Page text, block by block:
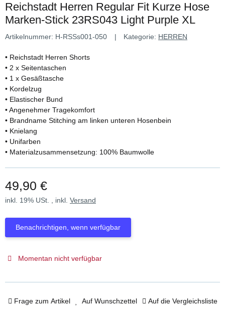
Reichstadt Herren Regular Fit Kurze Hose
Marken-Stick 23RS043 Light Purple XL
Artikelnummer: H-RSSs001-050 Kategorie: HERREN
• Reichstadt Herren Shorts
• 2 x Seitentaschen
• 1 x Gesäßtasche
• Kordelzug
• Elastischer Bund
• Angenehmer Tragekomfort
• Brandname Stitching am linken unteren Hosenbein
• Knielang
• Unifarben
• Materialzusammensetzung: 100% Baumwolle
49,90 €
inkl. 19% USt. , inkl. Versand
Benachrichtigen, wenn verfügbar
Momentan nicht verfügbar
Frage zum Artikel Auf Wunschzettel Auf die Vergleichsliste